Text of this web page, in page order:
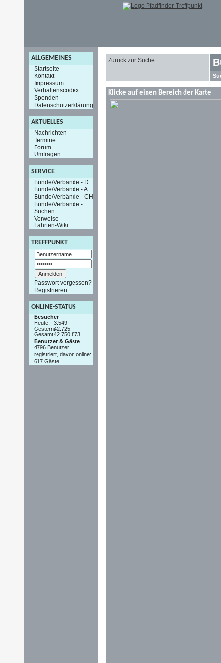
ALLGEMEINES
Startseite
Kontakt
Impressum
Verhaltenscodex
Spenden
Datenschutzerklärung
AKTUELLES
Nachrichten
Termine
Forum
Umfragen
SERVICE
Bünde/Verbände - D
Bünde/Verbände - A
Bünde/Verbände - CH
Bünde/Verbände -
Suchen
Verweise
Fahrten-Wiki
TREFFPUNKT
Passwort vergessen?
Registrieren
ONLINE-STATUS
Besucher
Heute:
3.549
Gestern:42.725
Gesamt:42.750.873
Benutzer & Gäste
4796 Benutzer
registriert, davon online:
617 Gäste
Zurück zur Suche
Klicke auf einen Bereich der Karte